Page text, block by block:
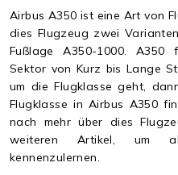
Airbus A350 ist eine Art von
dies Flugzeug zwei
Fußlage A350-1000. A350
Sektor von Kurz bis Lange
um die Flugklasse geht,
Flugklasse in Airbus A350
nach mehr über dies
weiteren Artikel, um
kennenzulernen.